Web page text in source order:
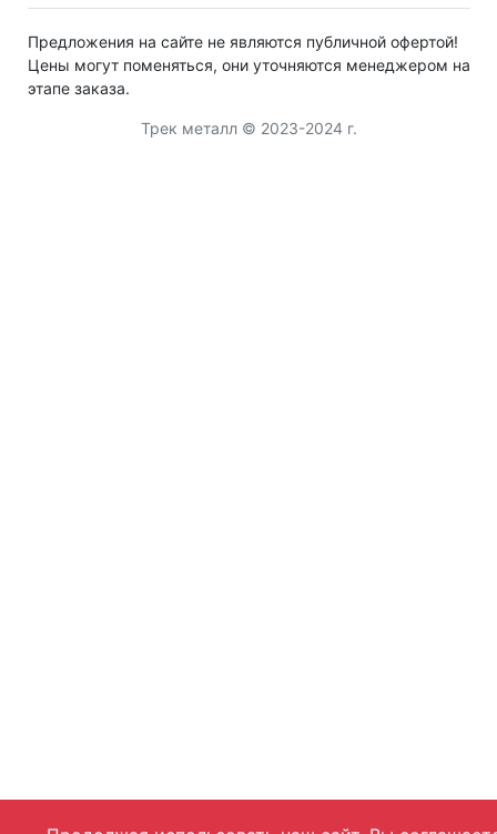
Предложения на сайте не являются публичной офертой!
Цены могут поменяться, они уточняются менеджером на
этапе заказа.
Трек металл © 2023-2024 г.